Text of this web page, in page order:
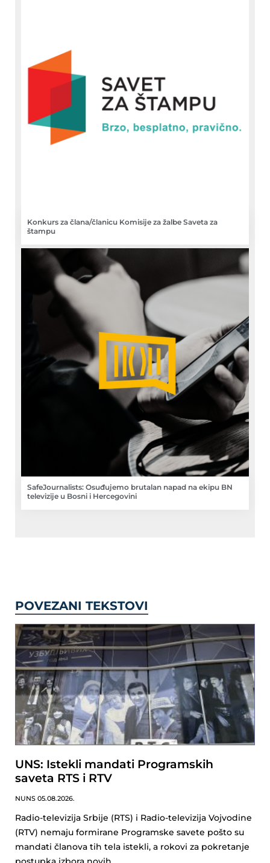
Konkurs za člana/članicu Komisije za žalbe Saveta za
štampu
SafeJournalists: Osuđujemo brutalan napad na ekipu BN
televizije u Bosni i Hercegovini
POVEZANI TEKSTOVI
UNS: Istekli mandati Programskih
saveta RTS i RTV
NUNS 05.08.2026.
Radio-televizija Srbije (RTS) i Radio-televizija Vojvodine
(RTV) nemaju formirane Programske savete pošto su
mandati članova tih tela istekli, a rokovi za pokretanje